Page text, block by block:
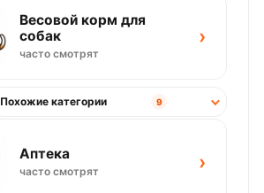
Весовой корм для
собак
часто смотрят
›
Похожие категории 9
Аптека
часто смотрят ›